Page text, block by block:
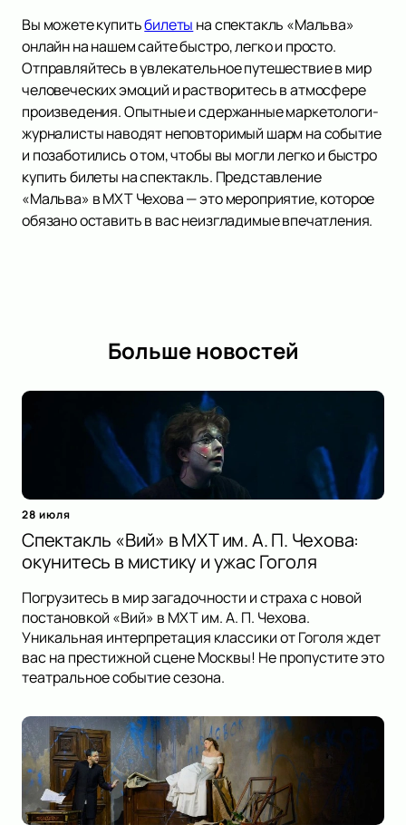
Вы можете купитьбилеты на спектакль «Мальва»
онлайн на нашем сайте быстро, легко и просто.
Отправляйтесь в увлекательное путешествие в мир
человеческих эмоций и растворитесь в атмосфере
произведения. Опытные и сдержанные маркетологи-
журналисты наводят неповторимый шарм на событие
и позаботились о том, чтобы вы могли легко и быстро
купить билеты на спектакль. Представление
«Мальва» в МХТ Чехова — это мероприятие, которое
обязано оставить в вас неизгладимые впечатления.
Больше новостей
28 июля
Спектакль «Вий» в МХТ им. А. П. Чехова:
окунитесь в мистику и ужас Гоголя
Погрузитесь в мир загадочности и страха с новой
постановкой «Вий» в МХТ им. А. П. Чехова.
Уникальная интерпретация классики от Гоголя ждет
вас на престижной сцене Москвы! Не пропустите это
театральное событие сезона.